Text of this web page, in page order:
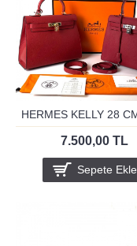
7.500,00 TL
Sepete Ekle